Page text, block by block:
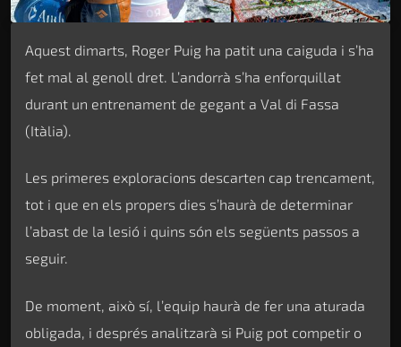
Aquest dimarts, Roger Puig ha patit una caiguda i s’ha
fet mal al genoll dret. L’andorrà s’ha enforquillat
durant un entrenament de gegant a Val di Fassa
(Itàlia).
Les primeres exploracions descarten cap trencament,
tot i que en els propers dies s’haurà de determinar
l’abast de la lesió i quins són els següents passos a
seguir.
De moment, això sí, l’equip haurà de fer una aturada
obligada, i després analitzarà si Puig pot competir o